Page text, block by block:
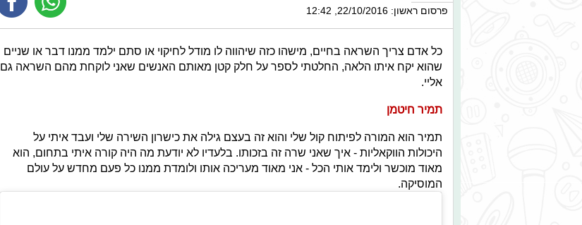
פרסום ראשון: 22/10/2016, 12:42
כל אדם צריך השראה בחיים, מישהו כזה שיהווה לו מודל לחיקוי או סתם ילמד ממנו דבר או שניים
שהוא יקח איתו הלאה, החלטתי לספר על חלק קטן מאותם האנשים שאני לוקחת מהם השראה גם
אליי.
תמיר חיטמן
תמיר הוא המורה לפיתוח קול שלי והוא זה בעצם גילה את כישרון השירה שלי ועבד איתי על
היכולות הווקאליות - איך שאני שרה זה בזכותו. בלעדיו לא יודעת מה היה קורה איתי בתחום, הוא
מאוד מוכשר ולימד אותי הכל - אני מאוד מעריכה אותו ולומדת ממנו כל פעם מחדש על עולם
המוסיקה.